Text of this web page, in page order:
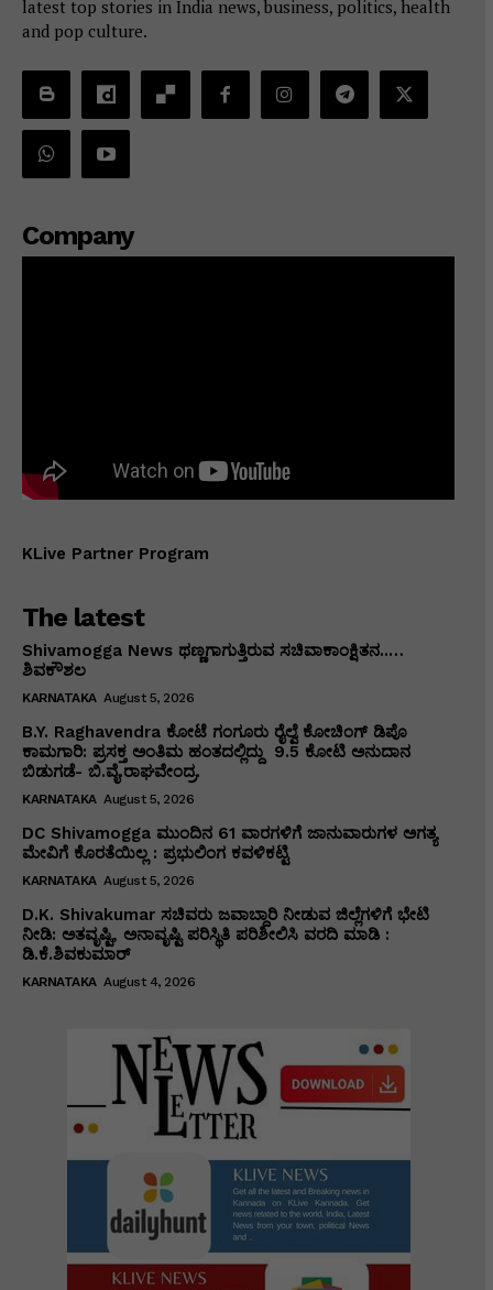
latest top stories in India news, business, politics, health
and pop culture.
Company
KLive Partner Program
The latest
Shivamogga News ಥಣ್ಣಗಾಗುತ್ತಿರುವ ಸಚಿವಾಕಾಂಕ್ಷಿತನ..…
ಶಿವಕೌಶಲ
KARNATAKA August 5, 2026
B.Y. Raghavendra ಕೋಟೆ ಗಂಗೂರು ರೈಲ್ವೆ ಕೋಚಿಂಗ್ ಡಿಪೊ
ಕಾಮಗಾರಿ: ಪ್ರಸಕ್ತ ಅಂತಿಮ ಹಂತದಲ್ಲಿದ್ದು ₹ 9.5 ಕೋಟಿ ಅನುದಾನ
ಬಿಡುಗಡೆ- ಬಿ.ವೈ.ರಾಘವೇಂದ್ರ.
KARNATAKA August 5, 2026
DC Shivamogga ಮುಂದಿನ 61 ವಾರಗಳಿಗೆ ಜಾನುವಾರುಗಳ ಅಗತ್ಯ
ಮೇವಿಗೆ ಕೊರತೆಯಿಲ್ಲ : ಪ್ರಭುಲಿಂಗ ಕವಳಿಕಟ್ಟಿ
KARNATAKA August 5, 2026
D.K. Shivakumar ಸಚಿವರು ಜವಾಬ್ದಾರಿ ನೀಡುವ ಜಿಲ್ಲೆಗಳಿಗೆ ಭೇಟಿ
ನೀಡಿ: ಅತವೃಷ್ಟಿ, ಅನಾವೃಷ್ಟಿ ಪರಿಸ್ಥಿತಿ ಪರಿಶೀಲಿಸಿ ವರದಿ ಮಾಡಿ :
ಡಿ.ಕೆ.ಶಿವಕುಮಾರ್
KARNATAKA August 4, 2026